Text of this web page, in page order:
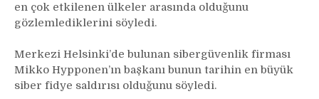
en çok etkilenen ülkeler arasında olduğunu
gözlemlediklerini söyledi.
Merkezi Helsinki’de bulunan sibergüvenlik firması
Mikko Hypponen’ın başkanı bunun tarihin en büyük
siber fidye saldırısı olduğunu söyledi.